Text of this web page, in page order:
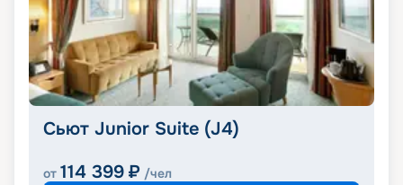
Сьют Junior Suite (J4)
от 114 399 ₽ /чел